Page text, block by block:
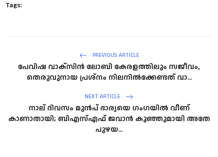
Tags:
PREVIOUS ARTICLE
പേവിഷ വാക്‌സിന്‍ ലോബി കേരളത്തിലും സജീവം,
തെരുവുനായ പ്രശ്‌നം നിലനില്‍ക്കേണ്ടത് വാ...
NEXT ARTICLE
നാല് ദിവസം മുൻപ് ഭാര്യയെ ഗംഗയിൽ വീണ്
കാണാതായി; ബിഎസ്എഫ് ജവാൻ കുഞ്ഞുമായി അതേ
പുഴയ...